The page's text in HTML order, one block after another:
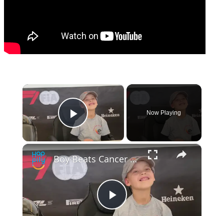
×
Play Video
Now Playing
×
Play
Boy Beats Cancer And Returns To Karting Podium With Prosthetic Leg | Happily TV